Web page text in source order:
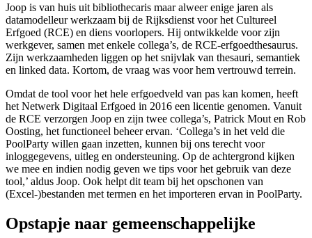
Joop is van huis uit bibliothecaris maar alweer enige jaren als
datamodelleur werkzaam bij de Rijksdienst voor het Cultureel
Erfgoed (RCE) en diens voorlopers. Hij ontwikkelde voor zijn
werkgever, samen met enkele collega’s, de RCE-erfgoedthesaurus.
Zijn werkzaamheden liggen op het snijvlak van thesauri, semantiek
en linked data. Kortom, de vraag was voor hem vertrouwd terrein.
Omdat de tool voor het hele erfgoedveld van pas kan komen, heeft
het Netwerk Digitaal Erfgoed in 2016 een licentie genomen. Vanuit
de RCE verzorgen Joop en zijn twee collega’s, Patrick Mout en Rob
Oosting, het functioneel beheer ervan. ‘Collega’s in het veld die
PoolParty willen gaan inzetten, kunnen bij ons terecht voor
inloggegevens, uitleg en ondersteuning. Op de achtergrond kijken
we mee en indien nodig geven we tips voor het gebruik van deze
tool,’ aldus Joop. Ook helpt dit team bij het opschonen van
(Excel-)bestanden met termen en het importeren ervan in PoolParty.
Opstapje naar gemeenschappelijke